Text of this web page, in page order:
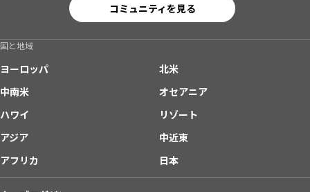
コミュニティを見る
国と地域
ヨーロッパ
北米
中南米
オセアニア
ハワイ
リゾート
アジア
中近東
アフリカ
日本